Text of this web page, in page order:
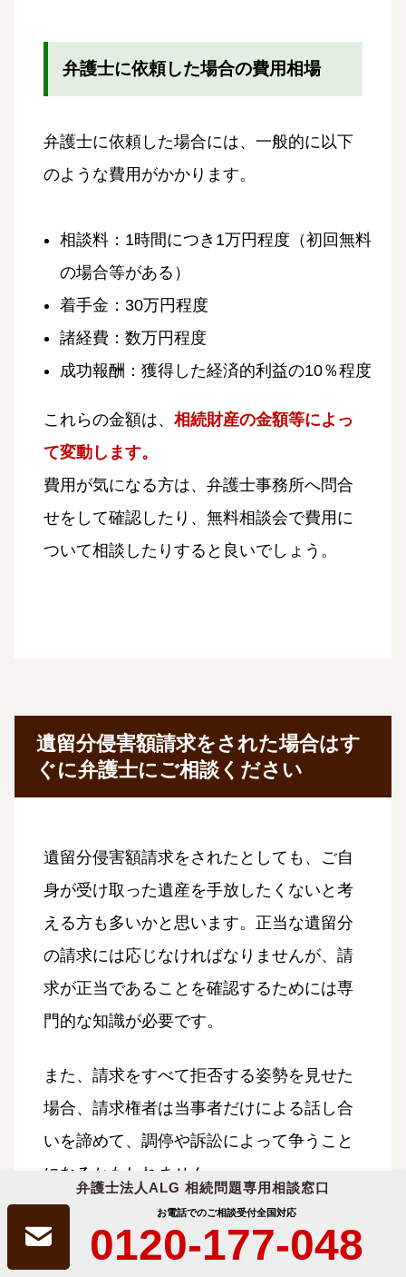
弁護士法人ALG 相続問題専用相談窓口
お電話でのご相談受付全国対応
0120-177-048
弁護士に依頼した場合の費用相場
弁護士に依頼した場合には、一般的に以下
のような費用がかかります。
相談料：1時間につき1万円程度（初回無料
の場合等がある）
着手金：30万円程度
諸経費：数万円程度
成功報酬：獲得した経済的利益の10％程度
これらの金額は、 相続財産の金額等によっ
て変動します。
費用が気になる方は、弁護士事務所へ問合
せをして確認したり、無料相談会で費用に
ついて相談したりすると良いでしょう。
遺留分侵害額請求をされた場合はす
ぐに弁護士にご相談ください
遺留分侵害額請求をされたとしても、ご自
身が受け取った遺産を手放したくないと考
える方も多いかと思います。正当な遺留分
の請求には応じなければなりませんが、請
求が正当であることを確認するためには専
門的な知識が必要です。
また、請求をすべて拒否する姿勢を見せた
場合、請求権者は当事者だけによる話し合
いを諦めて、調停や訴訟によって争うこと
になるかもしれません。
そのため、なるべく早い段階から、調停や
訴訟となった場合も視野に入れた交渉が必
要です。